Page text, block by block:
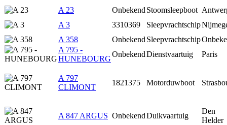
A 23
Onbekend Stoomsleepboot
A 3
3310369 Sleepvrachtschip
A 358
Onbekend Sleepvrachtschip
A 795 -
HUNEBOURG
OnbekendDienstvaartuig Paris
A 797
CLIMONT
1821375 Motorduwboot
A 847 ARGUS OnbekendDuikvaartuig
Den
Helder